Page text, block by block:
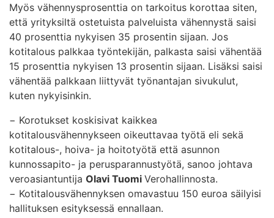
Myös vähennysprosenttia on tarkoitus korottaa siten,
että yrityksiltä ostetuista palveluista vähennystä saisi
40 prosenttia nykyisen 35 prosentin sijaan. Jos
kotitalous palkkaa työntekijän, palkasta saisi vähentää
15 prosenttia nykyisen 13 prosentin sijaan. Lisäksi saisi
vähentää palkkaan liittyvät työnantajan sivukulut,
kuten nykyisinkin.
− Korotukset koskisivat kaikkea
kotitalousvähennykseen oikeuttavaa työtä eli sekä
kotitalous-, hoiva- ja hoitotyötä että asunnon
kunnossapito- ja perusparannustyötä, sanoo johtava
veroasiantuntija Olavi Tuomi Verohallinnosta.
− Kotitalousvähennyksen omavastuu 150 euroa säilyisi
hallituksen esityksessä ennallaan.